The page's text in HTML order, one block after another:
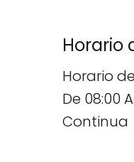
Horario
Horario
De 08:00
Continua